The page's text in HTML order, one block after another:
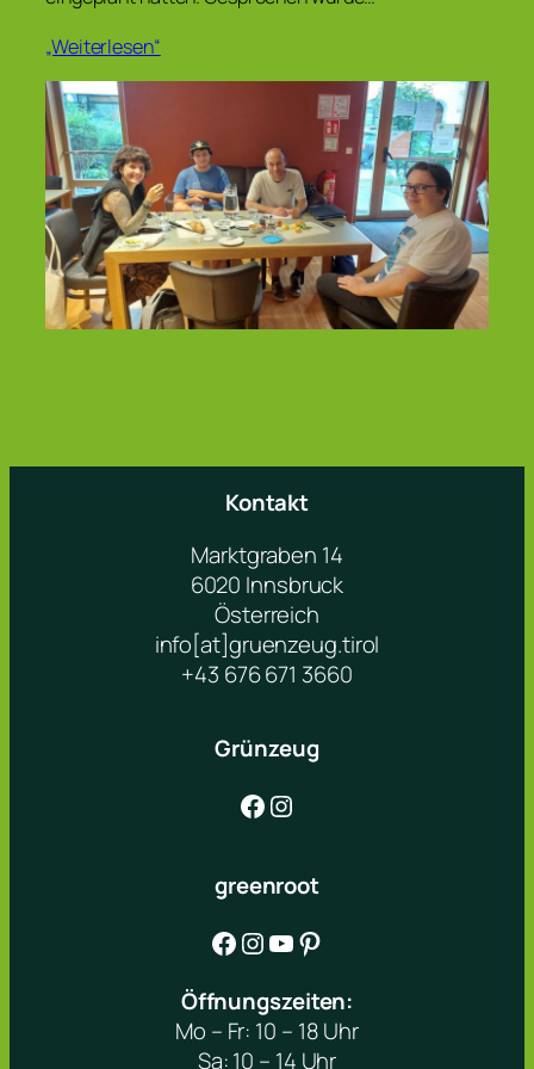
„Weiterlesen“
Kontakt
Marktgraben 14
6020 Innsbruck
Österreich
info[at]gruenzeug.tirol
+43 676 671 3660
Grünzeug
Facebook Instagram
greenroot
Facebook Instagram YouTube Pinterest
Öffnungszeiten:
Mo – Fr: 10 – 18 Uhr
Sa: 10 – 14 Uhr